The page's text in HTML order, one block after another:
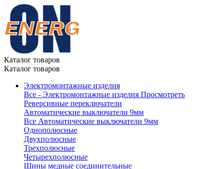
Каталог товаров
Каталог товаров
Электромонтажные изделия
Все - Электромонтажные изделия Просмотреть
Реверсивные переключатели
Автоматические выключатели 9мм
Все Автоматические выключатели 9мм
Однополюсные
Двухполюсные
Трехполюсные
Четырехполюсные
Шины медные соединительные